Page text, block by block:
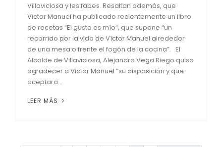
Villaviciosa y les fabes. Resaltan además, que
Victor Manuel ha publicado recientemente un libro
de recetas “El gusto es mío”, que supone “un
recorrido por la vida de Víctor Manuel alrededor
de una mesa o frente el fogón de la cocina”. El
Alcalde de Villaviciosa, Alejandro Vega Riego quiso
agradecer a Victor Manuel “su disposición y que
aceptara...
LEER MÁS